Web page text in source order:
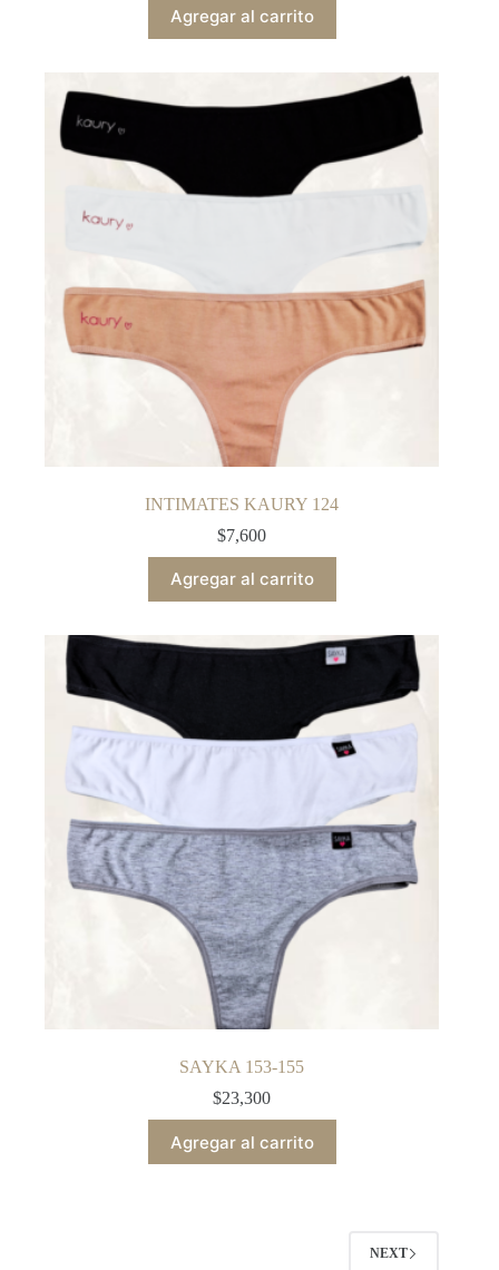
Agregar al carrito
INTIMATES KAURY 124
$7,600
Agregar al carrito
SAYKA 153-155
$23,300
Agregar al carrito
NEXT